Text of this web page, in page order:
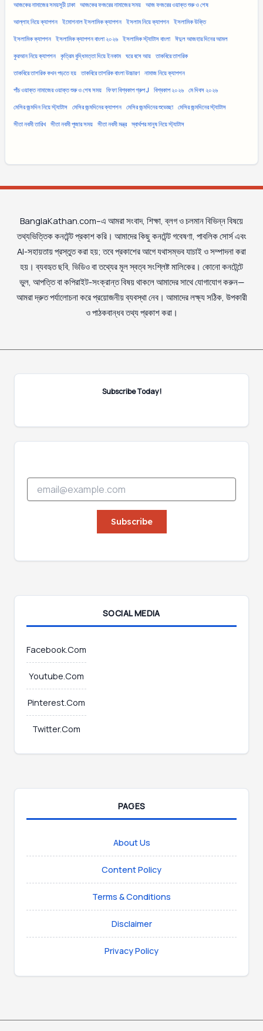
আজকের নামাজের সময়সূচী ঢাকা আজকের ফজরের নামাজের সময় আজ ফজরের ওয়াক্ত শুরু ও শেষ
আল্লাহ নিয়ে ক্যাপশন ইমোশনাল ইসলামিক ক্যাপশন ইসলাম নিয়ে ক্যাপশন ইসলামিক উক্তি
ইসলামিক ক্যাপশন ইসলামিক ক্যাপশন বাংলা ২০২৬ ইসলামিক স্ট্যাটাস বাংলা ঈদুল আজহার দিনের আমল
কুরআন নিয়ে ক্যাপশন কৃত্রিম বুদ্ধিমত্তা দিয়ে ইনকাম ঘরে বসে আয় তাকবিরে তাশরিক
তাকবিরে তাশরিক কখন পড়তে হয় তাকবিরে তাশরিক বাংলা উচ্চারণ নামাজ নিয়ে ক্যাপশন
পাঁচ ওয়াক্ত নামাজের ওয়াক্ত শুরু ও শেষ সময় ফিফা বিশ্বকাপ গ্রুপ J বিশ্বকাপ ২০২৬ মে দিবস ২০২৬
মেসির জন্মদিন নিয়ে স্ট্যাটাস মেসির জন্মদিনের ক্যাপশন মেসির জন্মদিনের শুভেচ্ছা মেসির জন্মদিনের স্ট্যাটাস
সীতা নবমী তারিখ সীতা নবমী পূজার সময় সীতা নবমী মন্ত্র স্বার্থপর মানুষ নিয়ে স্ট্যাটাস
BanglaKathan.com–এ আমরা সংবাদ, শিক্ষা, ব্লগ ও চলমান বিভিন্ন বিষয়ে
তথ্যভিত্তিক কনটেন্ট প্রকাশ করি। আমাদের কিছু কনটেন্ট গবেষণা, পাবলিক সোর্স এবং
AI-সহায়তায় প্রস্তুত করা হয়; তবে প্রকাশের আগে যথাসম্ভব যাচাই ও সম্পাদনা করা
হয়। ব্যবহৃত ছবি, ভিডিও বা তথ্যের মূল স্বত্ব সংশ্লিষ্ট মালিকের। কোনো কনটেন্টে
ভুল, আপত্তি বা কপিরাইট-সংক্রান্ত বিষয় থাকলে আমাদের সাথে যোগাযোগ করুন—
আমরা দ্রুত পর্যালোচনা করে প্রয়োজনীয় ব্যবস্থা নেব। আমাদের লক্ষ্য সঠিক, উপকারী
ও পাঠকবান্ধব তথ্য প্রকাশ করা।
Subscribe Today!
a
i
l
E
a
i
E
Subscribe
SOCIAL MEDIA
Facebook.Com
Youtube.Com
Pinterest.Com
Twitter.Com
PAGES
About Us
Content Policy
Terms & Conditions
Disclaimer
Privacy Policy